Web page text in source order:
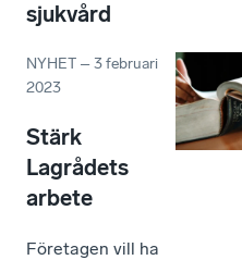
sjukvård
NYHET –3 februari
2023
Stärk
Lagrådets
arbete
Företagen vill ha